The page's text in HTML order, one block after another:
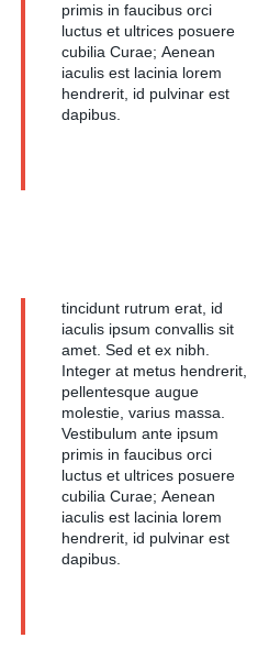
primis in faucibus orci
luctus et ultrices posuere
cubilia Curae; Aenean
iaculis est lacinia lorem
hendrerit, id pulvinar est
dapibus.
tincidunt rutrum erat, id
iaculis ipsum convallis sit
amet. Sed et ex nibh.
Integer at metus hendrerit,
pellentesque augue
molestie, varius massa.
Vestibulum ante ipsum
primis in faucibus orci
luctus et ultrices posuere
cubilia Curae; Aenean
iaculis est lacinia lorem
dapibus.